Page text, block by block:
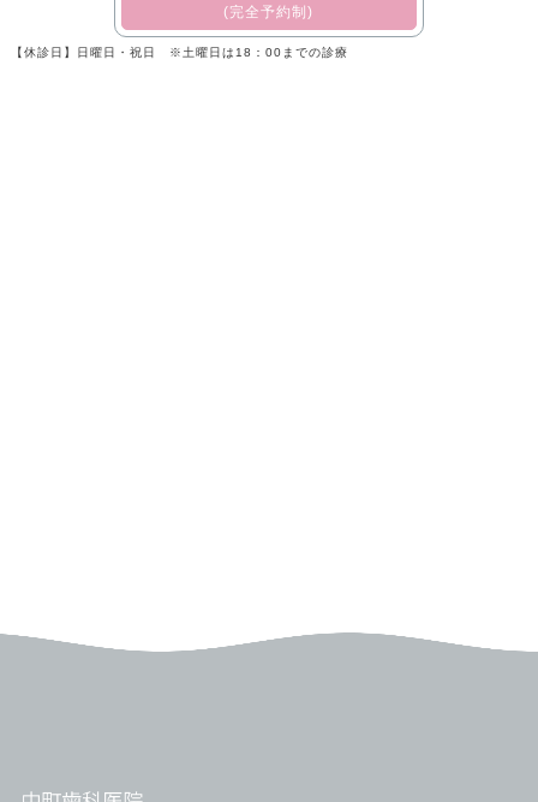
(完全予約制)
【休診日】日曜日・祝日 ※土曜日は18：00までの診療